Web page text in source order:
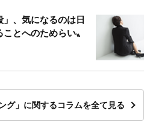
、気になるのは日
とへのためらい〟
グ」に関するコラムを全て見る